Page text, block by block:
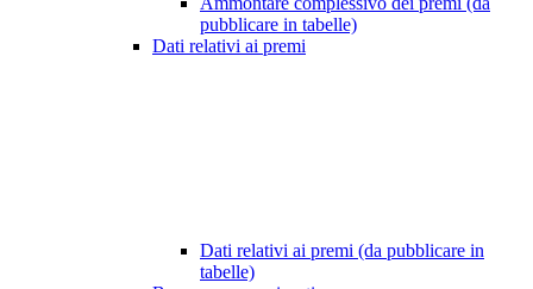
pubblicare in tabelle)
Dati relativi ai premi
Dati relativi ai premi (da pubblicare in
tabelle)